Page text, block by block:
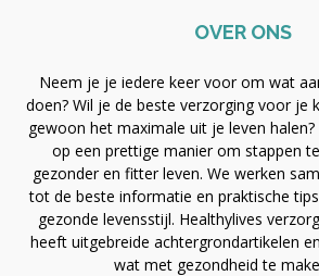
OVER ONS
Neem je je iedere keer voor om wat
doen? Wil je de beste verzorging voor je
gewoon het maximale uit je leven
op een prettige manier om stappen
gezonder en fitter leven. We werken
tot de beste informatie en praktische
gezonde levensstijl. Healthylives
heeft uitgebreide achtergrondartikelen
wat met gezondheid te